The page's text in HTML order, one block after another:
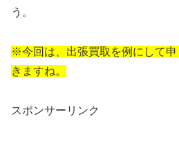
う。
※今回は、出張買取を例にして
きますね。
スポンサーリンク